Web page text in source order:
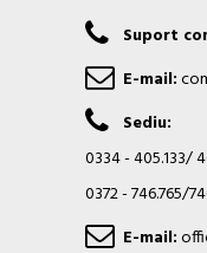
Suport
E-mail:
Sediu:
0334 - 405.133/
0372 - 746.765/
E-mail: